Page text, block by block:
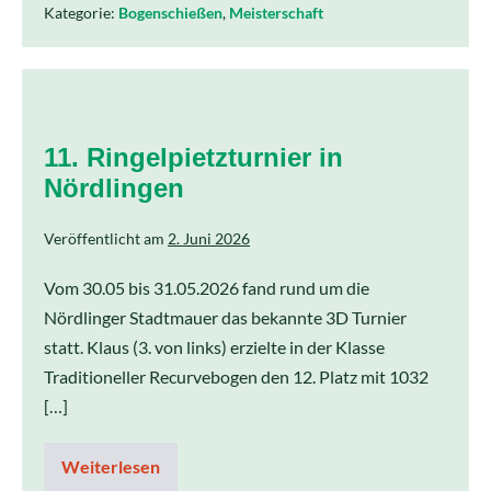
Kategorie: Bogenschießen, Meisterschaft
11. Ringelpietzturnier in
Nördlingen
Veröffentlicht am 2. Juni 2026
Vom 30.05 bis 31.05.2026 fand rund um die
Nördlinger Stadtmauer das bekannte 3D Turnier
statt. Klaus (3. von links) erzielte in der Klasse
Traditioneller Recurvebogen den 12. Platz mit 1032
[…]
Weiterlesen